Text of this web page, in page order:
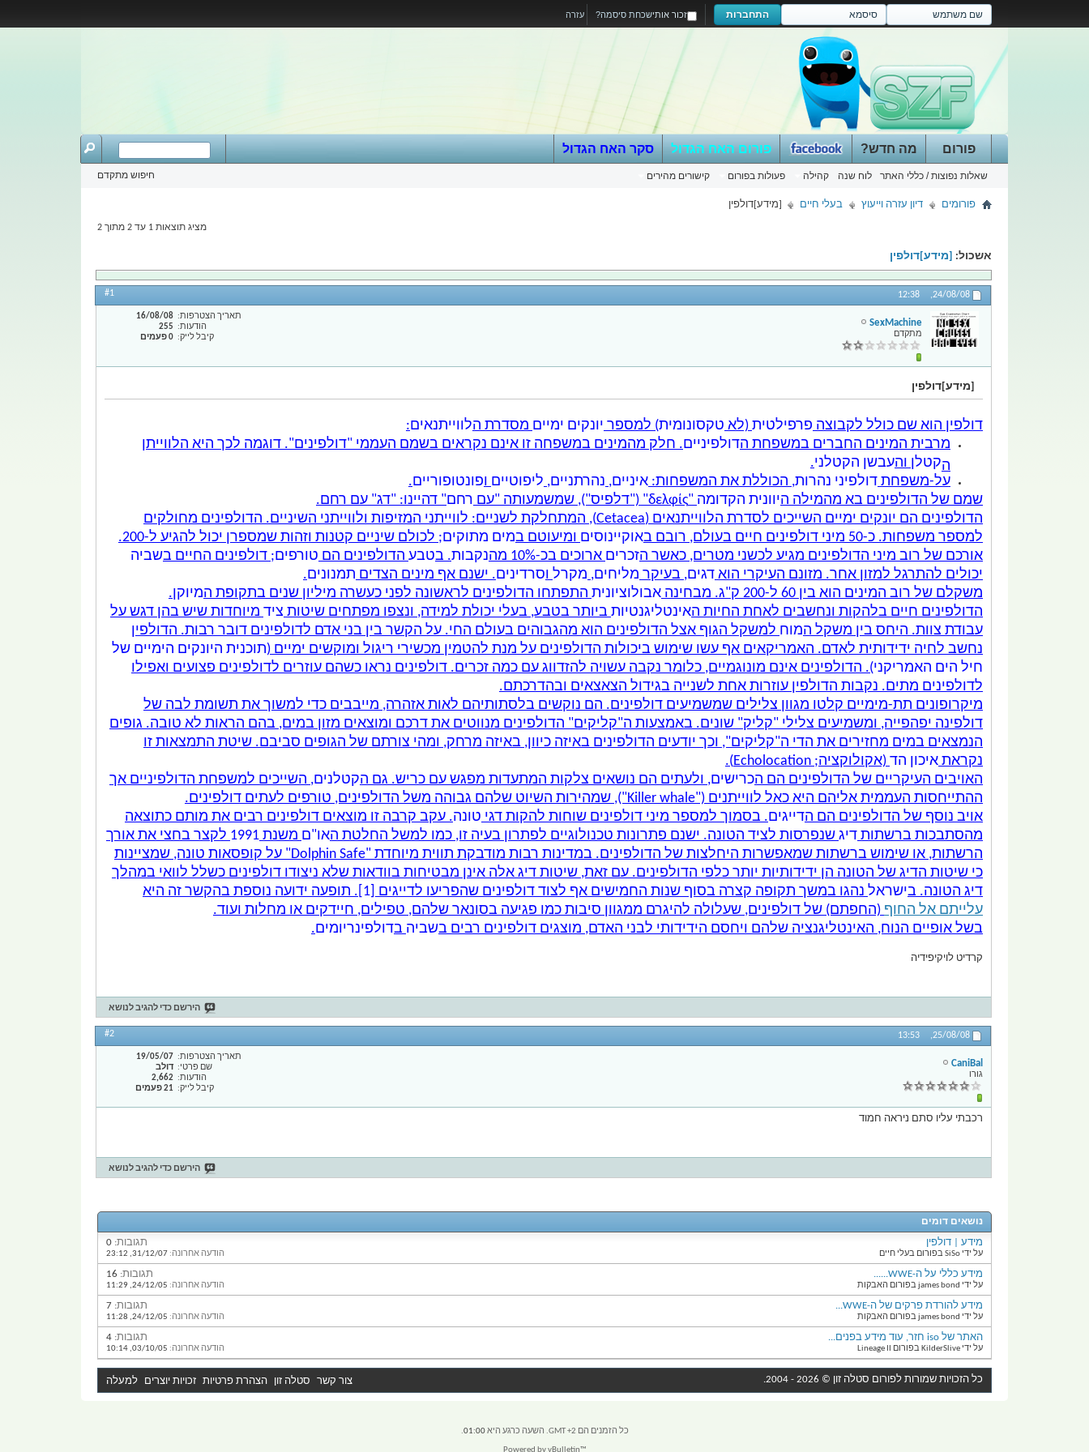
עזרה התחברות זכור אותישכחת סיסמה?
פורום
שאלות נפוצות / כללי האתר לוח שנה קהילה פעולות בפורום קישורים מהירים
מה חדש? פורום האח הגדול סקר האח הגדול
חיפוש מתקדם
פורומים דיון עזרה וייעוץ בעלי חיים [מידע]דולפין
מציג תוצאות 1 עד 2 מתוך 2
אשכול: [מידע]דולפין
24/08/08,
12:38
#1
SexMachine
מתקדם
תאריך הצטרפות
16/08/08
הודעות
255
קיבל לייק
0 פעמים
[מידע]דולפין
דולפין הוא שם כולל לקבוצה פרפילטית (לא טקסונומית) למספר יונקים ימיים מסדרת הלווייתנאים:
מרבית המינים החברים במשפחת הדולפיניים. חלק מהמינים במשפחה זו אינם נקראים בשמם העממי "דולפינים". דוגמה לכך היא הלווייתן
הקטלן והעבשן הקטלני.
על-משפחת דולפיני נהרות, הכוללת את המשפחות: איניים, נהרתניים, ליפוטיים ופונטופוריים.
שמם של הדולפינים בא מהמילה היוונית הקדומה "δελφίς" ("דלפיס"), שמשמעותה "עם רחם" דהיינו: "דג" עם רחם.
הדולפינים הם יונקים ימיים השייכים לסדרת ‏הלווייתנאים (‏Cetacea‏), המתחלקת לשניים: לווייתני המזיפות ו‏לווייתני השיניים. הדולפינים מחולקים
למספר ‏משפחות. כ-50 מיני דולפינים חיים בעולם, רובם ‏ב
אוקיינוסים ומיעוטם במים מתוקים
; לכולם שיניים ‏קטנות וזהות שמספרן יכול להגיע ל-200.
אורכם של ‏רוב מיני הדולפינים מגיע לכשני מטרים, כאשר הזכרים ‏ארוכים בכ-10% מה נקבות. בטבע הדולפינים הם טורפים; דולפינים החיים בשביה
יכולים ‏להתרגל למזון אחר. מזונם העיקרי הוא דגים, בעיקר ‏מליחים, מקרל וסרדינים. ישנם אף מינים הצדים ‏ תמנונים.
משקלם של רוב המינים הוא בין 60 ל-200 ק"ג. מבחינה
אבולוציונית התפתחו הדולפינים לראשונה לפני כעשרה מיליון שנים בתקופת המיוקן.
הדולפינים חיים בלהקות ונחשבים לאחת החיות האינטליגנטיות ביותר בטבע, בעלי יכולת למידה, ונצפו מפתחים שיטות ציד מיוחדות שיש בהן דגש על
עבודת צוות. היחס בין משקל המוח למשקל הגוף אצל הדולפינים הוא מהגבוהים בעולם החי. על הקשר בין בני אדם לדולפינים דובר רבות. הדולפין
נחשב לחיה ידידותית לאדם. האמריקאים אף עשו שימוש ביכולות הדולפינים על מנת להטמין מכשירי ריגול ומוקשים ימיים (תוכנית היונקים הימיים של
חיל הים האמריקני). הדולפינים אינם מונוגמיים, כלומר נקבה עשויה להזדווג עם כמה זכרים. דולפינים נראו כשהם עוזרים לדולפינים פצועים ואפילו
לדולפינים מתים. נקבות הדולפין עוזרות אחת לשנייה בגידול הצאצאים ובהדרכתם.
מיקרופונים תת-מימיים קלטו מגוון צלילים שמשמיעים דולפינים. הם נוקשים בלסתותיהם לאות אזהרה, מייבבים כדי למשוך את תשומת לבה של
דולפינה יפהפייה, ומשמיעים צלילי "קליק" שונים. באמצעות ה"קליקים" הדולפינים מנווטים את דרכם ומוצאים מזון במים, בהם הראות לא טובה. גופים
הנמצאים במים מחזירים את הדי ה"קליקים", וכך יודעים הדולפינים באיזה כיוון, באיזה מרחק, ומהי צורתם של הגופים סביבם. שיטת התמצאות זו
נקראת איכון הד (אקולוקציה; Echolocation).
האויבים העיקריים של הדולפינים הם הכרישים, ולעתים הם נושאים צלקות המתעדות מפגש עם כריש. גם הקטלנים, השייכים למשפחת הדולפיניים אך
ההתייחסות העממית אליהם היא כאל לווייתנים ("Killer whale"), שמהירות השיוט שלהם גבוהה משל הדולפינים, טורפים לעתים דולפינים.
אויב נוסף של הדולפינים הם הדייגים. בסמוך למספר מיני דולפינים שוחות להקות דגי טונה. עקב קרבה זו מוצאים דולפינים רבים את מותם כתוצאה
מהסתבכות ברשתות דיג שנפרסות לציד הטונה. ישנם פתרונות טכנולוגיים לפתרון בעיה זו, כמו למשל החלטת האו"ם משנת 1991 לקצר בחצי את אורך
הרשתות, או שימוש ברשתות שמאפשרות היחלצות של הדולפינים. במדינות רבות מודבקת תווית מיוחדת "Dolphin Safe" על קופסאות טונה, שמציינות
כי שיטות הדיג של הטונה הן ידידותיות יותר כלפי הדולפינים. עם זאת, שיטות דיג אלה אינן מבטיחות בוודאות שלא ניצודו דולפינים כשלל לוואי במהלך
דיג הטונה. בישראל נהגו במשך תקופה קצרה בסוף שנות החמישים אף לצוד דולפינים שהפריעו לדייגים
. תופעה ידועה נוספת בהקשר זה היא
עלייתם אל החוף (החפתם) של דולפינים, שעלולה להיגרם ממגוון סיבות כמו פגיעה בסונאר שלהם, טפילים, חיידקים או מחלות ועוד.
בשל אופיים הנוח, האינטליגנציה שלהם ויחסם הידידותי לבני האדם, מוצגים דולפינים רבים בשביה בדולפינריומים.
קרדיט לויקיפידיה
הירשם כדי להגיב לנושא
25/08/08,
13:53
#2
CaniBal
גורו
תאריך הצטרפות
19/05/07
שם פרטי
דולב
הודעות
2,662
קיבל לייק
21 פעמים
רכבתי עליו סתם ניראה חמוד
הירשם כדי להגיב לנושא
נושאים דומים
מידע | דולפין
על ידי SiSo בפורום בעלי חיים
תגובות:
הודעה אחרונה: 23:12
מידע כללי על ה-WWE......
על ידי james bond בפורום האבקות
תגובות:
הודעה אחרונה: 11:29
מידע להורדת פרקים של ה-WWE...
על ידי james bond בפורום האבקות
תגובות:
הודעה אחרונה: 11:28
האתר של iso חזר, עוד מידע בפנים...
על ידי KilderSlive בפורום Lineage II
תגובות:
הודעה אחרונה: 10:14
כל הזכויות שמורות לפורום סטלה זון © 2026 - 2004. צור קשר סטלה זון הצהרת פרטיות זכויות יוצרים למעלה
כל הזמנים הם GMT +2. השעה כרגע היא 01:00
.
Powered by vBulletin™